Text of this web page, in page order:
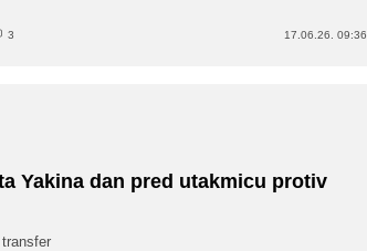
3 17.06.26. 09:36
Yakina dan pred utakmicu protiv